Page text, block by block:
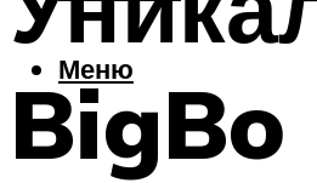
Меню
BigBo